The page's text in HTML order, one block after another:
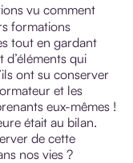
vu comment
formations
tout en gardant
qui
ont su conserver
et les
eux-mêmes !
était au bilan.
de cette
nos vies ?